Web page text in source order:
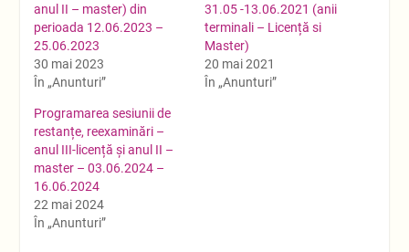
anul II – master) din
perioada 12.06.2023 –
25.06.2023
30 mai 2023
În „Anunturi”
31.05 -13.06.2021 (anii
terminali – Licență si
Master)
20 mai 2021
În „Anunturi”
Programarea sesiunii de
restanțe, reexaminări –
anul III-licență și anul II –
master – 03.06.2024 –
16.06.2024
22 mai 2024
În „Anunturi”